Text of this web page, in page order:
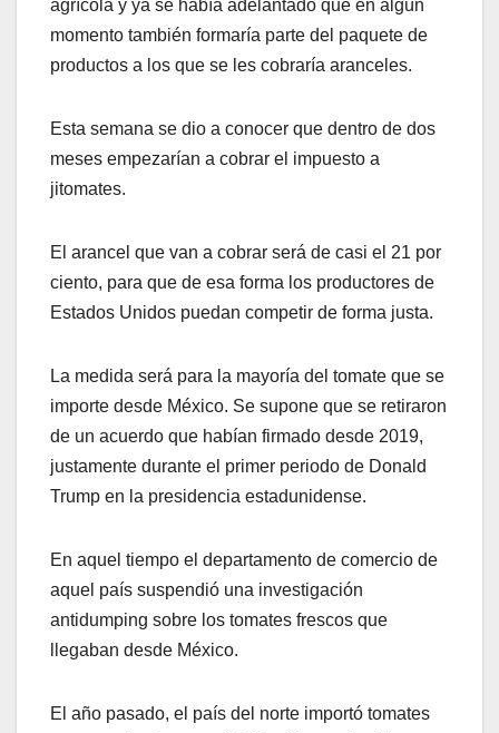
agrícola y ya se había adelantado que en algún
momento también formaría parte del paquete de
productos a los que se les cobraría aranceles.
Esta semana se dio a conocer que dentro de dos
meses empezarían a cobrar el impuesto a
jitomates.
El arancel que van a cobrar será de casi el 21 por
ciento, para que de esa forma los productores de
Estados Unidos puedan competir de forma justa.
La medida será para la mayoría del tomate que se
importe desde México. Se supone que se retiraron
de un acuerdo que habían firmado desde 2019,
justamente durante el primer periodo de Donald
Trump en la presidencia estadunidense.
En aquel tiempo el departamento de comercio de
aquel país suspendió una investigación
antidumping sobre los tomates frescos que
llegaban desde México.
El año pasado, el país del norte importó tomates